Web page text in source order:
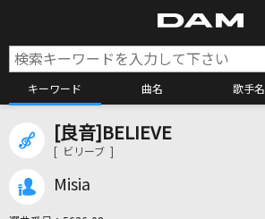
キーワード 曲名 歌手名
カラオケ検索
[良音]BELIEVE
[ ビリーブ ]
Misia